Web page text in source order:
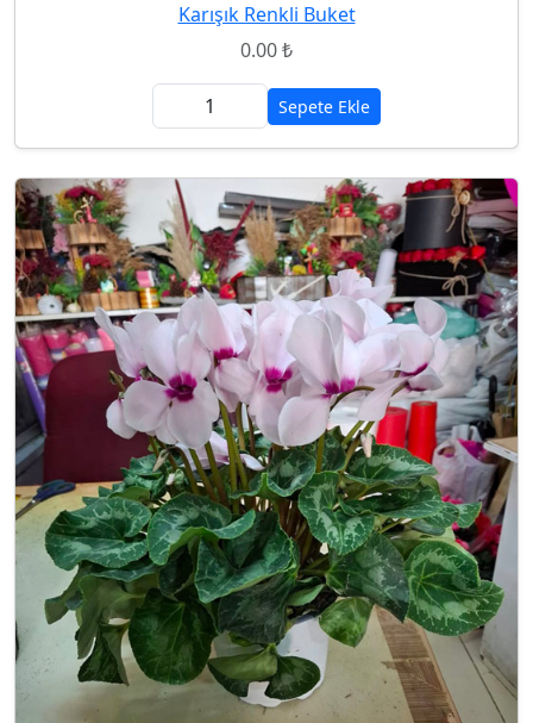
Karışık Renkli Buket
0.00 ₺
Sepete Ekle